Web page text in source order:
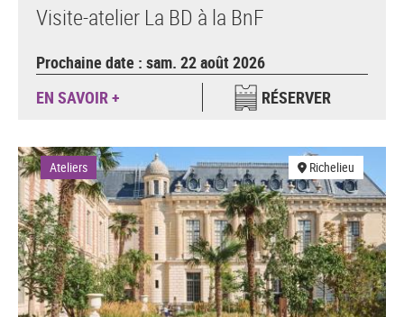
Visite-atelier La BD à la BnF
Prochaine date : sam. 22 août 2026
EN SAVOIR +
RÉSERVER
Ateliers Richelieu